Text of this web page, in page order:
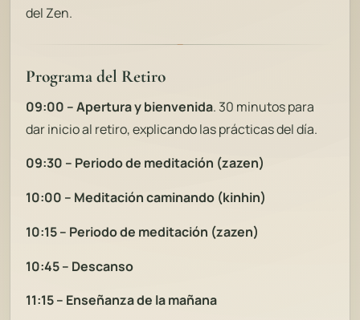
del Zen.
Programa del Retiro
09:00 – Apertura y bienvenida. 30 minutos para
dar inicio al retiro, explicando las prácticas del día.
09:30 – Periodo de meditación (zazen)
10:00 – Meditación caminando (kinhin)
10:15 – Periodo de meditación (zazen)
10:45 – Descanso
11:15 – Enseñanza de la mañana